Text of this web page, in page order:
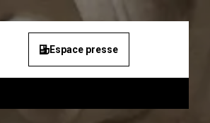
Espace presse